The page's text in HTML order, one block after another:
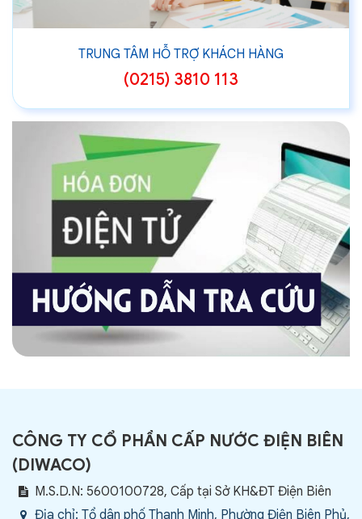
TRUNG TÂM HỖ TRỢ KHÁCH HÀNG
(0215) 3810 113
CÔNG TY CỔ PHẦN CẤP NƯỚC ĐIỆN BIÊN
(DIWACO)
M.S.D.N: 5600100728, Cấp tại Sở KH&ĐT Điện Biên
Địa chỉ: Tổ dân phố Thanh Minh, Phường Điện Biên Phủ,